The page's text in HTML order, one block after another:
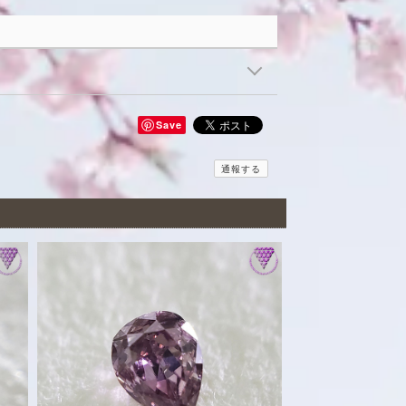
Save
通報する